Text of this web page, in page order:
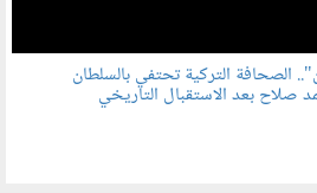
الصحافة التركية تحتفي بالسلطان
صلاح بعد الاستقبال التاريخي